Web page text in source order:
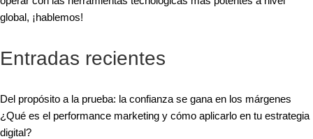
global, ¡hablemos!
Entradas recientes
Del propósito a la prueba: la confianza se gana en los márgenes
¿Qué es el performance marketing y cómo aplicarlo en tu estrategia
digital?